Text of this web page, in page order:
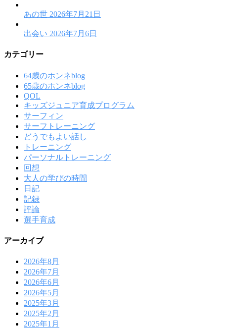
あの世 2026年7月21日
出会い 2026年7月6日
カテゴリー
64歳のホンネblog
65歳のホンネblog
QOL
キッズジュニア育成プログラム
サーフィン
サーフトレーニング
どうでもよい話し
トレーニング
パーソナルトレーニング
回想
大人の学びの時間
日記
記録
評論
選手育成
アーカイブ
2026年8月
2026年7月
2026年6月
2026年5月
2025年3月
2025年2月
2025年1月